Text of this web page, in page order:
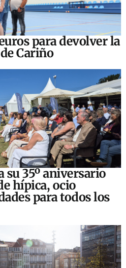
para devolver la
Cariño
su 35º aniversario
hípica, ocio
para todos los